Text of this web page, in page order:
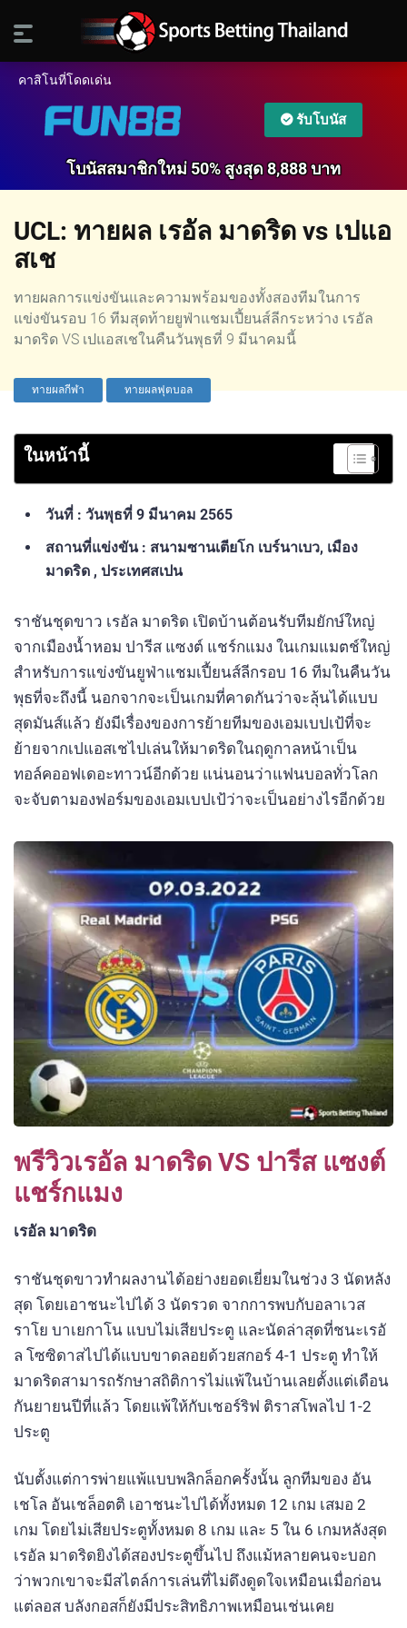
คาสิโนที่โดดเด่น
โบนัสสมาชิกใหม่ 50% สูงสุด 8,888 บาท
รับโบนัส
UCL: ทายผล เรอัล มาดริด vs เปแอ
สเช
ทายผลการแข่งขันและความพร้อมของทั้งสองทีมในการ
แข่งขันรอบ 16 ทีมสุดท้ายยูฟ่าแชมเปี้ยนส์ลีกระหว่าง เรอัล
มาดริด VS เปแอสเชในคืนวันพุธที่ 9 มีนาคมนี้
ทายผลกีฬา ทายผลฟุตบอล
ในหน้านี้
วันที่ : วันพุธที่ 9 มีนาคม 2565
สถานที่แข่งขัน : สนามซานเตียโก เบร์นาเบว, เมือง
มาดริด , ประเทศสเปน
ราชันชุดขาว เรอัล มาดริด เปิดบ้านต้อนรับทีมยักษ์ใหญ่
จากเมืองน้ำหอม ปารีส แซงต์ แชร์กแมง ในเกมแมตช์ใหญ่
สำหรับการแข่งขันยูฟ่าแชมเปี้ยนส์ลีกรอบ 16 ทีมในคืนวัน
พุธที่จะถึงนี้ นอกจากจะเป็นเกมที่คาดกันว่าจะลุ้นได้แบบ
สุดมันส์แล้ว ยังมีเรื่องของการย้ายทีมของเอมเบปเป้ที่จะ
ย้ายจากเปแอสเชไปเล่นให้มาดริดในฤดูกาลหน้าเป็น
ทอล์คออฟเดอะทาวน์อีกด้วย แน่นอนว่าแฟนบอลทั่วโลก
จะจับตามองฟอร์มของเอมเบปเป้ว่าจะเป็นอย่างไรอีกด้วย
พรีวิวเรอัล มาดริด VS ปารีส แซงต์
แชร์กแมง
เรอัล มาดริด
ราชันชุดขาวทำผลงานได้อย่างยอดเยี่ยมในช่วง 3 นัดหลัง
สุด โดยเอาชนะไปได้ 3 นัดรวด จากการพบกับอลาเวส
ราโย บาเยกาโน แบบไม่เสียประตู และนัดล่าสุดที่ชนะเรอั
ล โซซิดาสไปได้แบบขาดลอยด้วยสกอร์ 4-1 ประตู ทำให้
มาดริดสามารถรักษาสถิติการไม่แพ้ในบ้านเลยตั้งแต่เดือน
กันยายนปีที่แล้ว โดยแพ้ให้กับเชอร์ริฟ ติราสโพลไป 1-2
ประตู
นับตั้งแต่การพ่ายแพ้แบบพลิกล็อกครั้งนั้น ลูกทีมของ อัน
เชโล อันเชล็อตติ เอาชนะไปได้ทั้งหมด 12 เกม เสมอ 2
เกม โดยไม่เสียประตูทั้งหมด 8 เกม และ 5 ใน 6 เกมหลังสุด
เรอัล มาดริดยิงได้สองประตูขึ้นไป ถึงแม้หลายคนจะบอก
ว่าพวกเขาจะมีสไตล์การเล่นที่ไม่ดึงดูดใจเหมือนเมื่อก่อน
แต่ลอส บลังกอสก็ยังมีประสิทธิภาพเหมือนเช่นเคย